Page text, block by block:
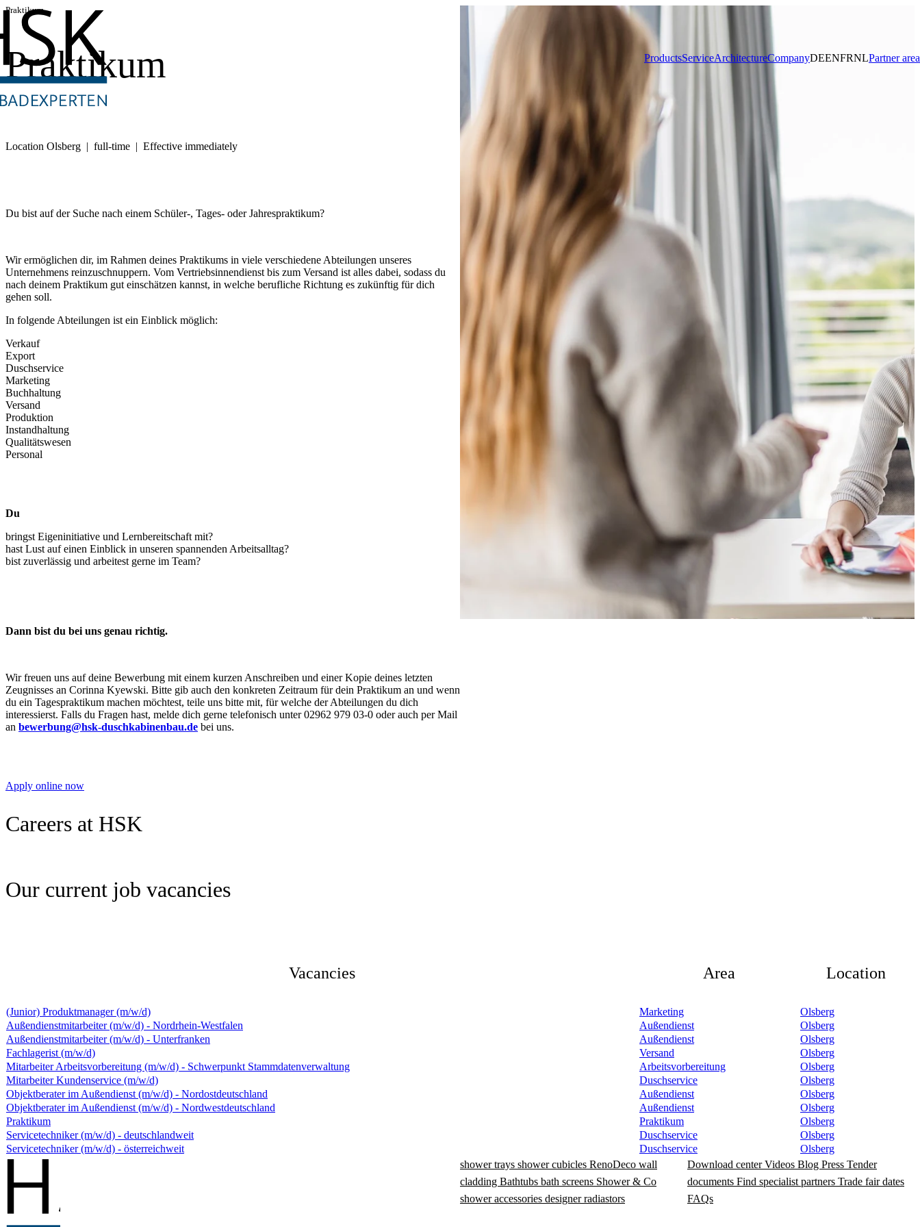
ProductsServiceArchitectureCompanyDEENFRNLPartner area
Praktikum
Praktikum
Location Olsberg | full-time | Effective immediately
Du bist auf der Suche nach einem Schüler-, Tages- oder Jahrespraktikum?
Wir ermöglichen dir, im Rahmen deines Praktikums in viele verschiedene Abteilungen unseres
Unternehmens reinzuschnuppern. Vom Vertriebsinnendienst bis zum Versand ist alles dabei, sodass du
nach deinem Praktikum gut einschätzen kannst, in welche berufliche Richtung es zukünftig für dich
gehen soll.
In folgende Abteilungen ist ein Einblick möglich:
Verkauf
Export
Duschservice
Marketing
Buchhaltung
Versand
Produktion
Instandhaltung
Qualitätswesen
Personal
Du
bringst Eigeninitiative und Lernbereitschaft mit?
hast Lust auf einen Einblick in unseren spannenden Arbeitsalltag?
bist zuverlässig und arbeitest gerne im Team?
Dann bist du bei uns genau richtig.
Wir freuen uns auf deine Bewerbung mit einem kurzen Anschreiben und einer Kopie deines letzten
Zeugnisses an Corinna Kyewski. Bitte gib auch den konkreten Zeitraum für dein Praktikum an und wenn
du ein Tagespraktikum machen möchtest, teile uns bitte mit, für welche der Abteilungen du dich
interessierst. Falls du Fragen hast, melde dich gerne telefonisch unter 02962 979 03-0 oder auch per Mail
an bewerbung@hsk-duschkabinenbau.de bei uns.
Apply online now
Careers at HSK
Our current job vacancies
Vacancies Area Location
(Junior) Produktmanager (m/w/d) Marketing
Olsberg
Außendienstmitarbeiter (m/w/d) - Nordrhein-Westfalen
Außendienst
Olsberg
Außendienstmitarbeiter (m/w/d) - Unterfranken
Außendienst
Olsberg
Fachlagerist (m/w/d)
Versand
Olsberg
Mitarbeiter Arbeitsvorbereitung (m/w/d) - Schwerpunkt Stammdatenverwaltung
Arbeitsvorbereitung
Olsberg
Mitarbeiter Kundenservice (m/w/d)
Duschservice
Olsberg
Objektberater im Außendienst (m/w/d) - Nordostdeutschland
Außendienst
Olsberg
Objektberater im Außendienst (m/w/d) - Nordwestdeutschland
Außendienst
Olsberg
Praktikum
Praktikum
Olsberg
Servicetechniker (m/w/d) - deutschlandweit
Duschservice
Olsberg
Servicetechniker (m/w/d) - österreichweit
Duschservice
Olsberg
shower trays shower cubicles RenoDeco wall
cladding Bathtubs bath screens Shower & Co
shower accessories designer radiastors
Download centerVideos Blog Press Tender
documents Find specialist partners Trade fair dates
FAQs